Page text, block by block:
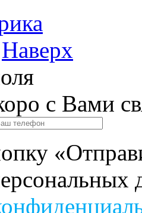
Наверх
с Вами